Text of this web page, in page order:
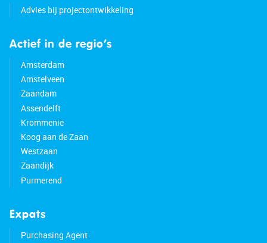
Advies bij projectontwikkeling
Actief in de regio’s
Amsterdam
Amstelveen
Zaandam
Assendelft
Krommenie
Koog aan de Zaan
Westzaan
Zaandijk
Purmerend
Expats
Purchasing Agent